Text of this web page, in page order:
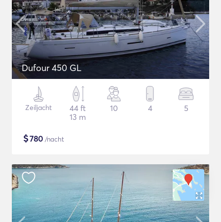
Dufour 450 GL
Zeiljacht
44 ft
13 m
10 4 5
$780 /nacht